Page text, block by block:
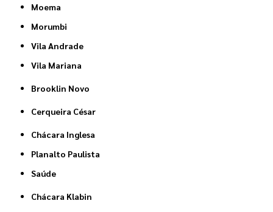
Moema
Morumbi
Vila Andrade
Vila Mariana
Brooklin Novo
Cerqueira César
Chácara Inglesa
Planalto Paulista
Saúde
Chácara Klabin